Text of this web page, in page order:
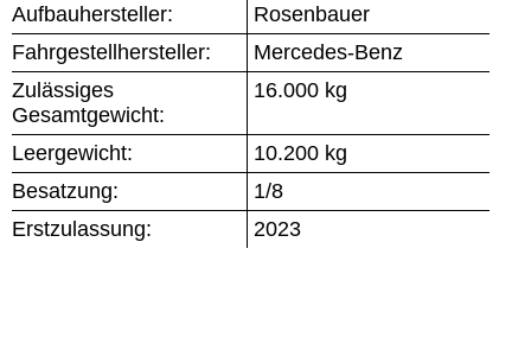
Aufbauhersteller:
Rosenbauer
Fahrgestellhersteller:
Mercedes-Benz
Zulässiges
Gesamtgewicht:
16.000 kg
Leergewicht:
10.200 kg
Besatzung:
1/8
Erstzulassung:
2023